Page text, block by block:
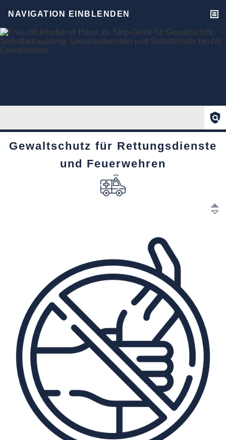
NAVIGATION EINBLENDEN
Gewaltschutz für Rettungsdienste
und Feuerwehren